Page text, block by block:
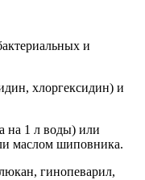
и
хлоргексидин) и
на 1 л воды) или
маслом шиповника.
гинопеварил,